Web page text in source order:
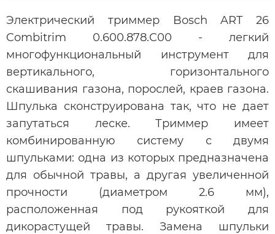
Электрический триммер Bosch ART 26
Combitrim 0.600.878.C00 - легкий
многофункциональный инструмент для
вертикального, горизонтального
скашивания газона, порослей, краев газона.
Шпулька сконструирована так, что не дает
запутаться леске. Триммер имеет
комбинированную систему с двумя
шпульками: одна из которых предназначена
для обычной травы, а другая увеличенной
прочности (диаметром 2.6 мм),
расположенная под рукояткой для
дикорастущей травы. Замена шпульки